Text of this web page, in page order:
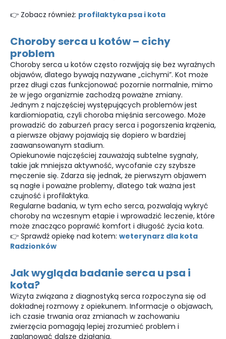
👉 Zobacz również: profilaktyka psa i kota
Choroby serca u kotów – cichy
problem
Choroby serca u kotów często rozwijają się bez wyraźnych
objawów, dlatego bywają nazywane „cichymi”. Kot może
przez długi czas funkcjonować pozornie normalnie, mimo
że w jego organizmie zachodzą poważne zmiany.
Jednym z najczęściej występujących problemów jest
kardiomiopatia, czyli choroba mięśnia sercowego. Może
prowadzić do zaburzeń pracy serca i pogorszenia krążenia,
a pierwsze objawy pojawiają się dopiero w bardziej
zaawansowanym stadium.
Opiekunowie najczęściej zauważają subtelne sygnały,
takie jak mniejsza aktywność, wycofanie czy szybsze
męczenie się. Zdarza się jednak, że pierwszym objawem
są nagłe i poważne problemy, dlatego tak ważna jest
czujność i profilaktyka.
Regularne badania, w tym echo serca, pozwalają wykryć
choroby na wczesnym etapie i wprowadzić leczenie, które
może znacząco poprawić komfort i długość życia kota.
👉 Sprawdź opiekę nad kotem: weterynarz dla kota
Radzionków
Jak wygląda badanie serca u psa i
kota?
Wizyta związana z diagnostyką serca rozpoczyna się od
dokładnej rozmowy z opiekunem. Informacje o objawach,
ich czasie trwania oraz zmianach w zachowaniu
zwierzęcia pomagają lepiej zrozumieć problem i
zaplanować dalsze działania.